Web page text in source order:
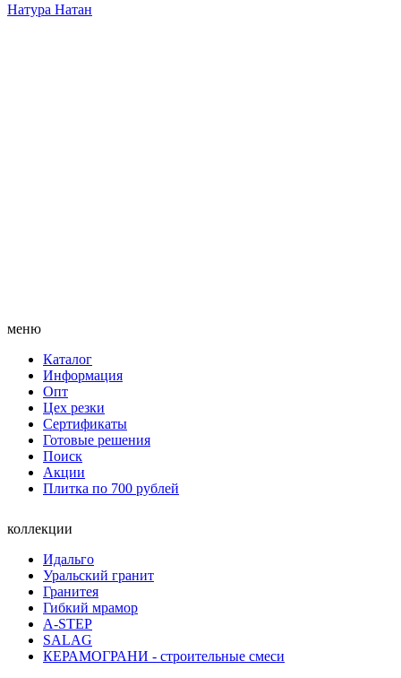
Натура Натан
меню
Каталог
Информация
Опт
Цех резки
Сертификаты
Готовые решения
Поиск
Акции
Плитка по 700 рублей
коллекции
Идальго
Уральский гранит
Гранитея
Гибкий мрамор
A-STEP
SALAG
КЕРАМОГРАНИ - строительные смеси